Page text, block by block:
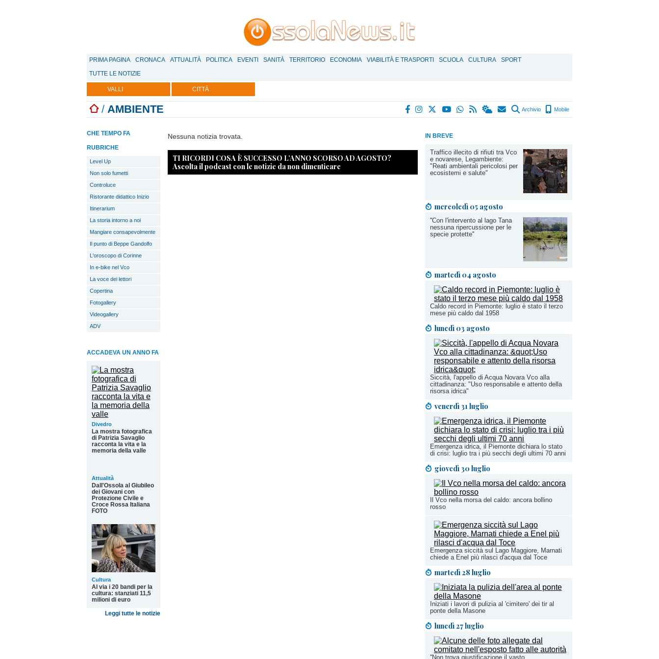
PRIMA PAGINA CRONACA ATTUALITÀ POLITICA EVENTI SANITÀ TERRITORIO ECONOMIA VIABILITÀ E TRASPORTI SCUOLA CULTURA
SPORT
TUTTE LE NOTIZIE
VALLI CITTÀ
/ AMBIENTE Archivio Mobile
IN BREVE
Traffico illecito di rifiuti tra Vco
e novarese, Legambiente:
"Reati ambientali pericolosi per
ecosistemi e salute"
mercoledì 05 agosto
''Con l'intervento al lago Tana
nessuna ripercussione per le
specie protette''
martedì 04 agosto
Caldo record in Piemonte: luglio è stato il terzo
mese più caldo dal 1958
lunedì 03 agosto
Siccità, l'appello di Acqua Novara Vco alla
cittadinanza: "Uso responsabile e attento della
risorsa idrica"
venerdì 31 luglio
Emergenza idrica, il Piemonte dichiara lo stato
di crisi: luglio tra i più secchi degli ultimi 70 anni
giovedì 30 luglio
Il Vco nella morsa del caldo: ancora bollino
rosso
Emergenza siccità sul Lago Maggiore, Marnati
chiede a Enel più rilasci d'acqua dal Toce
martedì 28 luglio
Iniziati i lavori di pulizia al 'cimitero' dei tir al
ponte della Masone
lunedì 27 luglio
''Non trova giustificazione il vasto
CHE TEMPO FA
RUBRICHE
Level Up
Non solo fumetti
Controluce
Ristorante didattico Inizio
Itinerarium
La storia intorno a noi
Mangiare consapevolmente
Il punto di Beppe Gandolfo
L'oroscopo di Corinne
In e-bike nel Vco
La voce dei lettori
Copertina
Fotogallery
Videogallery
ADV
ACCADEVA UN ANNO FA
Divedro
La mostra fotografica
di Patrizia Savaglio
racconta la vita e la
memoria della valle
Attualità
Dall'Ossola al Giubileo
dei Giovani con
Protezione Civile e
Croce Rossa Italiana
FOTO
Cultura
Al via i 20 bandi per la
cultura: stanziati 11,5
milioni di euro
Leggi tutte le notizie
Nessuna notizia trovata.
TI RICORDI COSA È SUCCESSO L’ANNO SCORSO AD AGOSTO?
Ascolta il podcast con le notizie da non dimenticare